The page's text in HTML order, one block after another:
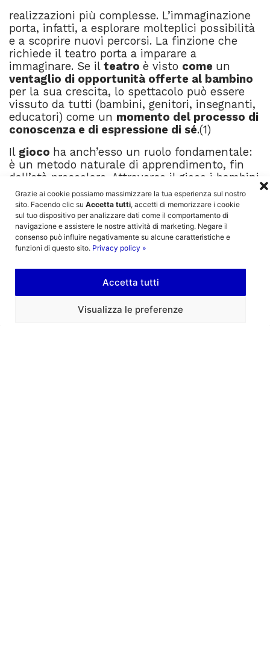
Grazie ai cookie possiamo massimizzare la tua esperienza sul nostro
sito. Facendo clic su Accetta tutti, accetti di memorizzare i cookie
sul tuo dispositivo per analizzare dati come il comportamento di
navigazione e assistere le nostre attività di marketing. Negare il
consenso può influire negativamente su alcune caratteristiche e
funzioni di questo sito. Privacy policy »
Accetta tutti
Visualizza le preferenze
realizzazioni più complesse. L’immaginazione
porta, infatti, a esplorare molteplici possibilità
e a scoprire nuovi percorsi. La finzione che
richiede il teatro porta a imparare a
immaginare. Se il teatro è visto come un
ventaglio di opportunità offerte al bambino
per la sua crescita, lo spettacolo può essere
vissuto da tutti (bambini, genitori, insegnanti,
educatori) come un momento del processo di
conoscenza e di espressione di sé.(1)
Il gioco ha anch’esso un ruolo fondamentale:
è un metodo naturale di apprendimento, fin
dall’età prescolare. Attraverso il gioco i bambini
sono in grado di conoscere meglio il proprio
corpo, le proprie emozioni e i propri pensieri
per dare spazio alla creatività.
Dall’unione di educazione e teatropuò
nascere qualcosa di magico. L’arte drammatica
contribuire allo sviluppo del bambino: per
questo motivo è bene che trovi un suo posto
Pizzicalaluna.